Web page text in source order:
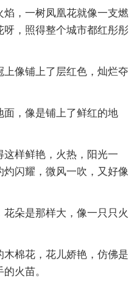
，一树凤凰花就像一支燃
，照得整个城市都红彤彤
上像铺上了层红色，灿烂夺
，像是铺上了鲜红的地
样鲜艳，火热，阳光一
闪耀，微风一吹，又好像
朵是那样大，像一只只火
棉花，花儿娇艳，仿佛是
火苗。